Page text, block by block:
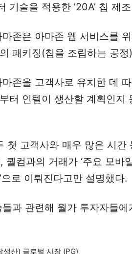
기술을 적용한 ’20A’ 칩 제
존은 아마존 웹 서비스를
패키징(칩을 조립하는 공
존을 고객사로 유치한 데
터 인텔이 생산할 계획인지
첫 고객사와 매우 많은 시
퀄컴과의 거래가 ‘주요 모바
로 이뤄진다고만 설명했다.
과 관련해 월가 투자자들